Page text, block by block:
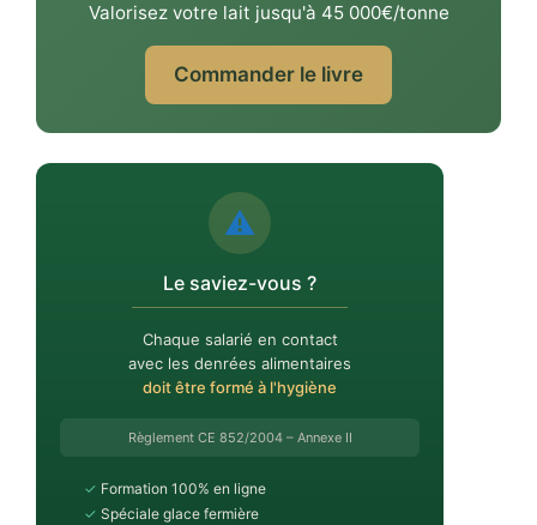
Valorisez votre lait jusqu'à 45 000€/tonne
Commander le livre
⚠️
Le saviez-vous ?
Chaque salarié en contact
avec les denrées alimentaires
doit être formé à l'hygiène
Règlement CE 852/2004 – Annexe II
✓ Formation 100% en ligne
✓ Spéciale glace fermière